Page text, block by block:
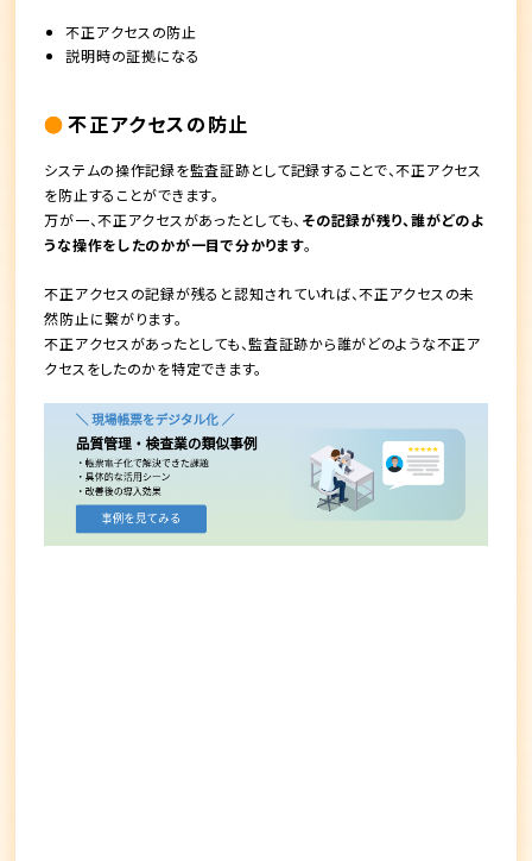
不正アクセスの防止
説明時の証拠になる
不正アクセスの防止
システムの操作記録を監査証跡として記録することで、不正アクセス
を防止することができます。
万が一、不正アクセスがあったとしても、 その記録が残り、誰がどのよ
うな操作をしたのかが一目で分かります。
不正アクセスの記録が残ると認知されていれば、不正アクセスの未
然防止に繋がります。
不正アクセスがあったとしても、監査証跡から誰がどのような不正ア
クセスをしたのかを特定できます。